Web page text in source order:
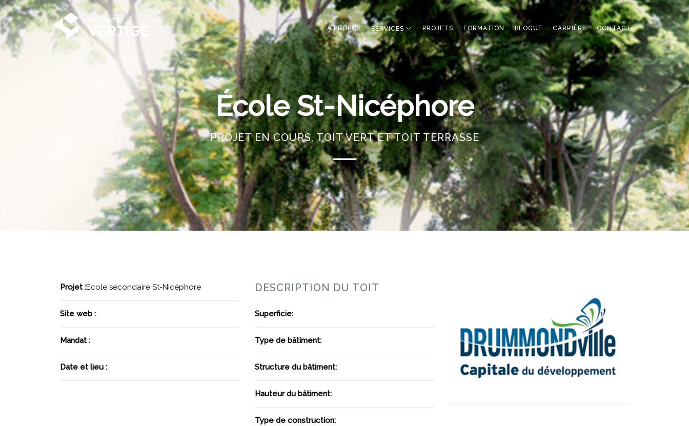
À PROPOS SERVICES PROJETS FORMATION BLOGUE CARRIÈRE CONTACT
École St-Nicéphore
PROJET EN COURS, TOIT VERT ET TOIT TERRASSE
Projet :École secondaire St-Nicéphore
Site web :
Mandat :
Date et lieu :
DESCRIPTION DU TOIT
Superficie:
Type de bâtiment:
Structure du bâtiment:
Hauteur du bâtiment:
Type de construction: